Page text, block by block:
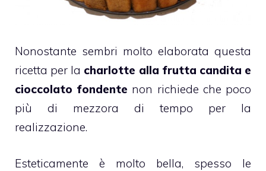
Nonostante sembri molto elaborata questa
ricetta per la charlotte alla frutta candita e
cioccolato fondente non richiede che poco
più di mezzora di tempo per la
realizzazione.
Esteticamente è molto bella, spesso le